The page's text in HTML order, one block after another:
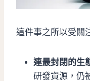
這件事之所以受關
連最封閉的生
研發資源，仍